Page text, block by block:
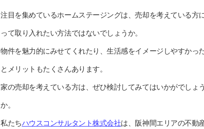
注目を集めているホームステージングは、売却を考えている方
って取り入れたい方法ではないでしょうか。
物件を魅力的にみせてくれたり、生活感をイメージしやすかっ
とメリットもたくさんあります。
家の売却を考えている方は、ぜひ検討してみてはいかがでしょ
か。
私たちハウスコンサルタント株式会社は、阪神間エリアの不動